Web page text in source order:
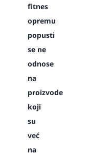
fitnes
opremu
popusti
se ne
odnose
na
proizvode
koji
su
već
na